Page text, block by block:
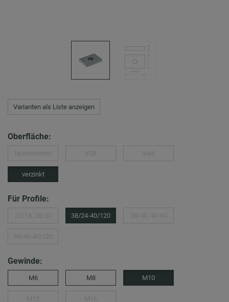
Varianten als Liste anzeigen
Oberfläche:
verzinkt
Für Profile:
38/24-40/120
Gewinde:
M6 M8 M10